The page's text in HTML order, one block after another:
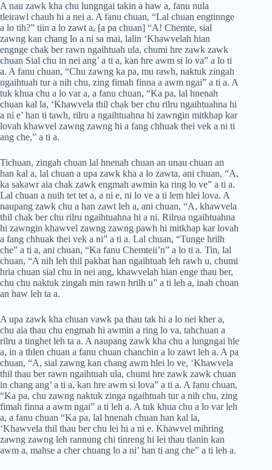
A nau zawk kha chu lungngai takin a haw a, fanu nula
tleirawl chauh hi a nei a. A fanu chuan, “Lal chuan engtinnge
a lo tih?” tiin a lo zawt a, [a pa chuan] “A! Chemte, sial
zawng kan chang lo a ni sa mai, lalin ‘Khawvelah hian
engnge chak ber rawn ngaihtuah ula, chumi hre zawk zawk
chuan Sial chu in nei ang’ a ti a, kan hre awm si lo va” a lo ti
a. A fanu chuan, “Chu zawng ka pa, mu rawh, naktuk zingah
ngaihtuah tur a nih chu, zing fimah finna a awm ngai” a ti a. A
tuk khua chu a lo var a, a fanu chuan, “Ka pa, lal hnenah
chuan kal la, ‘Khawvela thil chak ber chu rilru ngaihtuahna hi
a ni e’ han ti tawh, rilru a ngaihtuahna hi zawngin mitkhap kar
lovah khawvel zawng zawng hi a fang chhuak thei vek a ni ti
ang che,” a ti a.
Tichuan, zingah chuan lal hnenah chuan an unau chuan an
han kal a, lal chuan a upa zawk kha a lo zawta, ani chuan, “A,
ka sakawr aia chak zawk engmah awmin ka ring lo ve” a ti a.
Lal chuan a nuih tet tet a, a ni e, ni lo ve a ti lem hlei lova. A
naupang zawk chu a han zawt leh a, ani chuan, “A, khawvela
thil chak ber chu rilru ngaihtuahna hi a ni. Rilrua ngaihtuahna
hi zawngin khawvel zawng zawng pawh hi mitkhap kar lovah
a fang chhuak thei vek a ni” a ti a. Lal chuan, “Tunge hrilh
che” a ti a, ani chuan, “Ka fanu Chemteii’n” a lo ti a. Tin, lal
chuan, “A nih leh thil pakhat han ngaihtuah leh rawh u, chumi
hria chuan sial chu in nei ang, khawvelah hian enge thau ber,
chu chu naktuk zingah min rawn hrilh u” a ti leh a, inah chuan
an haw leh ta a.
A upa zawk kha chuan vawk pa thau tak hi a lo nei kher a,
chu aia thau chu engmah hi awmin a ring lo va, tahchuan a
rilru a tinghet leh ta a. A naupang zawk kha chu a lungngai hle
a, in a thlen chuan a fanu chuan chanchin a lo zawt leh a. A pa
chuan, “A, sial zawng kan chang awm hlei lo ve, ‘Khawvela
thil thau ber rawn ngaihtuah ula, chumi hre zawk zawk chuan
in chang ang’ a ti a, kan hre awm si lova” a ti a. A fanu chuan,
“Ka pa, chu zawng naktuk zinga ngaihtuah tur a nih chu, zing
fimah finna a awm ngai” a ti leh a. A tuk khua chu a lo var leh
a, a fanu chuan “Ka pa, lal hnenah chuan han kal la,
‘Khawvela thil thau ber chu lei hi a ni e. Khawvel mihring
zawng zawng leh rannung chi tinreng hi lei thau tlanin kan
awm a, mahse a cher chuang lo a ni’ han ti ang che” a ti leh a.